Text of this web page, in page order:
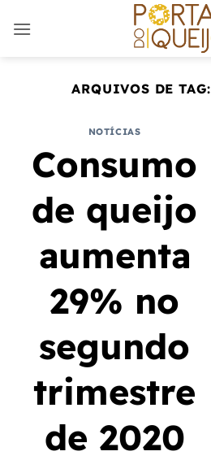
ARQUIVOS DE TAG:
NOTÍCIAS
Consumo
de queijo
aumenta
29% no
segundo
trimestre
de 2020